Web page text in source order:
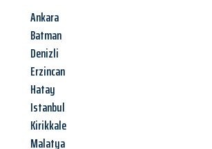
Ankara
Batman
Denizli
Erzincan
Hatay
Istanbul
Kirikkale
Malatya